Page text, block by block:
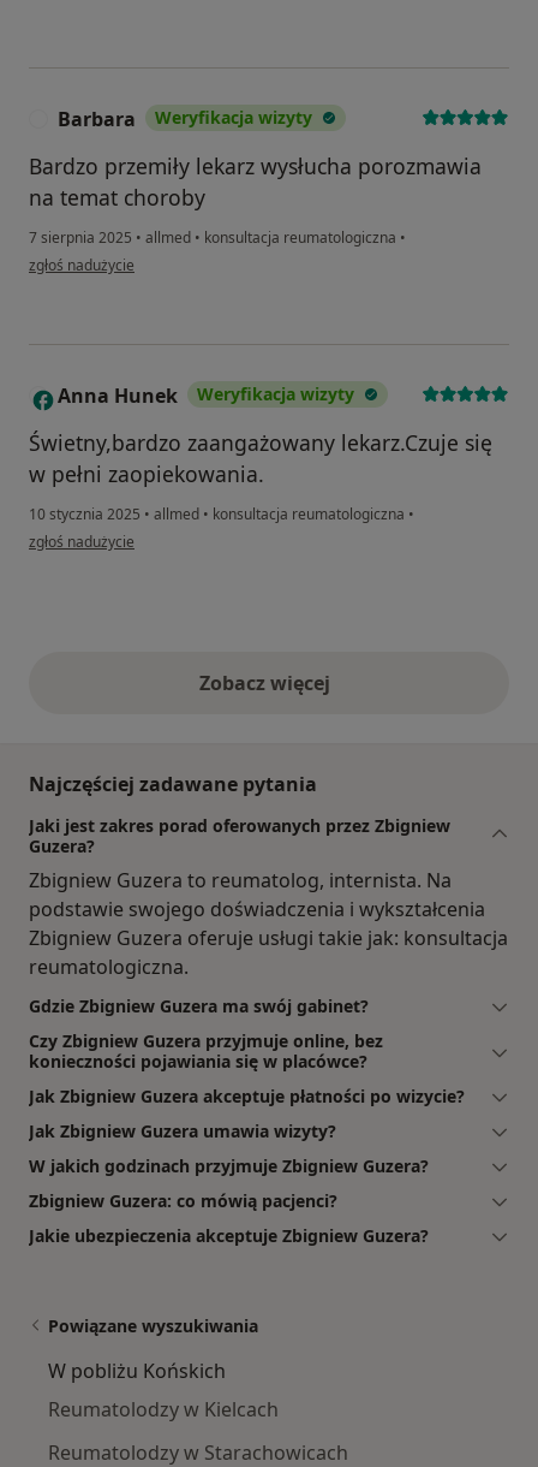
Barbara Weryfikacja wizyty
Bardzo przemiły lekarz wysłucha porozmawia
na temat choroby
7 sierpnia 2025 • allmed • konsultacja reumatologiczna •
w opinii użytkownika Barbara
zgłoś nadużycie
A Anna Hunek Weryfikacja wizyty
Świetny,bardzo zaangażowany lekarz.Czuje się
w pełni zaopiekowania.
10 stycznia 2025 • allmed • konsultacja reumatologiczna •
w opinii użytkownika Anna Hunek
zgłoś nadużycie
Zobacz więcejopinie powyżej
Najczęściej zadawane pytania
Jaki jest zakres porad oferowanych przez Zbigniew
Guzera?
Zbigniew Guzera to reumatolog, internista. Na
podstawie swojego doświadczenia i wykształcenia
Zbigniew Guzera oferuje usługi takie jak: konsultacja
reumatologiczna.
Gdzie Zbigniew Guzera ma swój gabinet?
Czy Zbigniew Guzera przyjmuje online, bez
konieczności pojawiania się w placówce?
Jak Zbigniew Guzera akceptuje płatności po wizycie?
Jak Zbigniew Guzera umawia wizyty?
W jakich godzinach przyjmuje Zbigniew Guzera?
Zbigniew Guzera: co mówią pacjenci?
Jakie ubezpieczenia akceptuje Zbigniew Guzera?
Powiązane wyszukiwania
W pobliżu Końskich
Reumatolodzy w Kielcach
Reumatolodzy w Starachowicach